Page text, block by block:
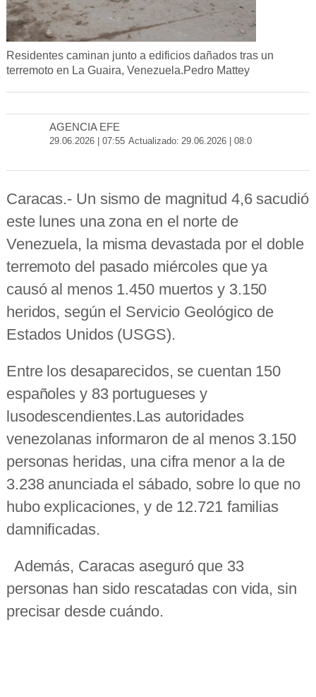
Residentes caminan junto a edificios dañados tras un
terremoto en La Guaira, Venezuela.Pedro MatteyF
e
o
k
l
e
s
y
h
t
s
p
p
o
i
a
e
n
a
c
e
AGENCIA EFE
29.06.2026 | 07:55 Actualizado: 29.06.2026 | 08:0
Caracas.- Un sismo de magnitud 4,6 sacudió
este lunes una zona en el norte de
Venezuela, la misma devastada por el doble
terremoto del pasado miércoles que ya
causó al menos 1.450 muertos y 3.150
heridos, según el Servicio Geológico de
Estados Unidos (USGS).
Entre los desaparecidos, se cuentan 150
españoles y 83 portugueses y
lusodescendientes.Las autoridades
venezolanas informaron de al menos 3.150
personas heridas, una cifra menor a la de
3.238 anunciada el sábado, sobre lo que no
hubo explicaciones, y de 12.721 familias
damnificadas.
Además, Caracas aseguró que 33
personas han sido rescatadas con vida, sin
precisar desde cuándo.